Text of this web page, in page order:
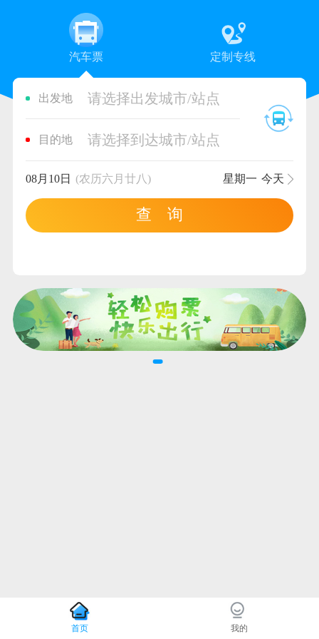
汽车票 定制专线
出发地 请选择出发城市/站点
目的地 请选择到达城市/站点
08月10日 (农历六月廿八) 星期一 今天
查 询
首页 我的